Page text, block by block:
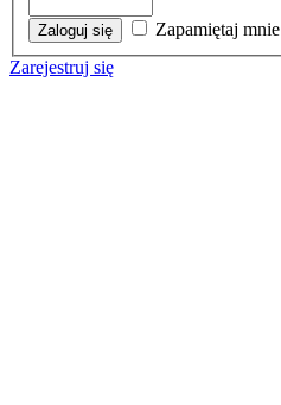
Zapamiętaj mnie
Zarejestruj się